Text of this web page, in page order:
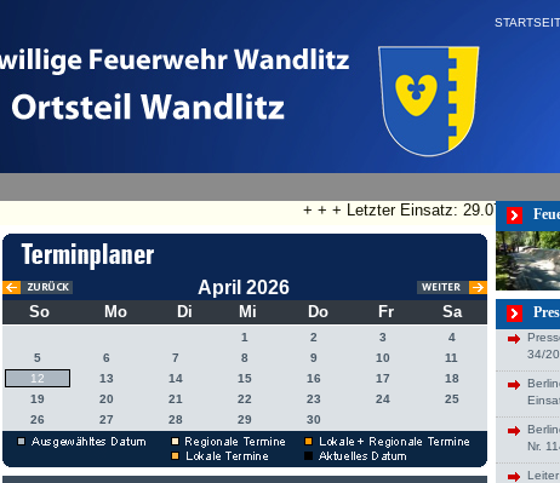
+ + + Letzter Einsatz: 29.07.2026
April 2026
So Mo Di Mi Do Fr Sa
1 2 3
4
5
6 7 8 9 10
11
12
13 14 15 16 17
18
19
20 21 22 23 24
25
26
27 28 29 30
34/
Nr.